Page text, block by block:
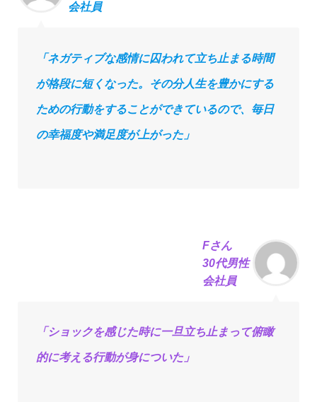
会社員
「ネガティブな感情に囚われて⽴ち⽌まる時間
が格段に短くなった。その分⼈⽣を豊かにする
ための⾏動をすることができているので、毎⽇
の幸福度や満⾜度が上がった」
Fさん
30代男性
会社員
「ショックを感じた時に⼀旦⽴ち⽌まって俯瞰
的に考える⾏動が⾝についた」